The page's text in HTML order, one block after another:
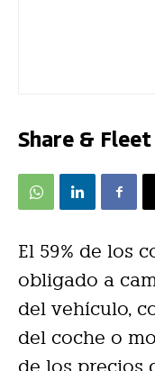
Share & Fleet
El 59% de los
obligado a
del vehículo,
del coche o